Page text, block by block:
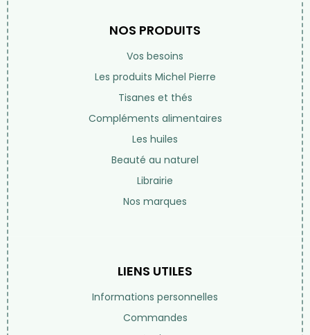
NOS PRODUITS
Vos besoins
Les produits Michel Pierre
Tisanes et thés
Compléments alimentaires
Les huiles
Beauté au naturel
Librairie
Nos marques
LIENS UTILES
Informations personnelles
Commandes